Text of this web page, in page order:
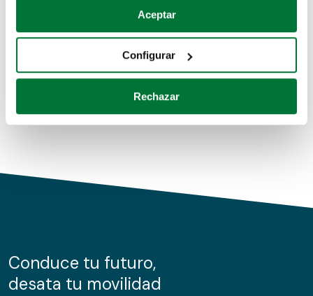
Si lo permite, también quisiéramos:
Recopilar información sobre su ubicación geográfica
Identificar su dispositivo analizándolo activamente
para buscar características específicas (huellas
Obtenga más información sobre cómo se procesan sus
de cookies.
información sobre el uso que haga del sitio web con
nuestros partners de redes sociales, publicidad y análisis
Aceptar
Configurar
Rechazar
Coches de km0
Conduce tu futuro,
desata tu movilidad